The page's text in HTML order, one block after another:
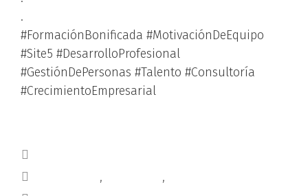
.
#FormaciónBonificada #MotivaciónDeEquipo
#Site5 #DesarrolloProfesional
#GestiónDePersonas #Talento #Consultoría
#CrecimientoEmpresarial
, ,